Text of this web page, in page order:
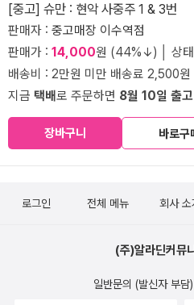
[중고] 슈만 : 현악 사중주 1 & 3번
판매자 : 중고매장 이수역점
판매가 : 14,000원 (44%↓) │ 상
배송비 : 2만원 미만 배송료 2,500원
지금 택배로 주문하면 8월 10일 출
장바구니 바로구
로그인 전체 메뉴 회사 소
(주)알라딘커뮤
일반문의 (발신자 부담)